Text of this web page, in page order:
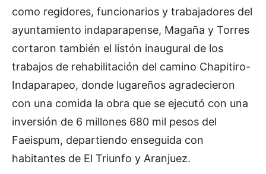
como regidores, funcionarios y trabajadores del
ayuntamiento indaparapense, Magaña y Torres
cortaron también el listón inaugural de los
trabajos de rehabilitación del camino Chapitiro-
Indaparapeo, donde lugareños agradecieron
con una comida la obra que se ejecutó con una
inversión de 6 millones 680 mil pesos del
Faeispum, departiendo enseguida con
habitantes de El Triunfo y Aranjuez.